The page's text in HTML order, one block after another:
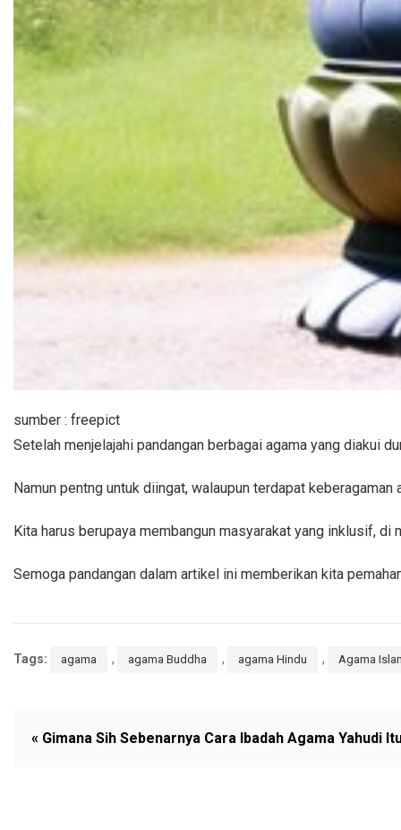
sumber : freepict
Setelah menjelajahi pandangan berbagai agama yang diakui
Namun pentng untuk diingat, walaupun terdapat
Kita harus berupaya membangun masyarakat yang inklusif,
Semoga pandangan dalam artikel ini memberikan kita
Tags: agama , agama Buddha , agama Hindu , Agama
« Gimana Sih Sebenarnya Cara Ibadah Agama Yahudi